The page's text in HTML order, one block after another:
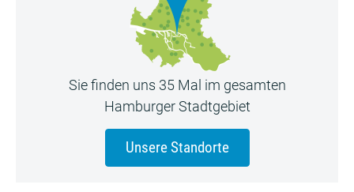
Sie finden uns 35 Mal im gesamten
Hamburger Stadtgebiet
Unsere Standorte